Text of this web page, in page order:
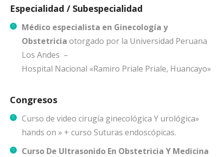
Especialidad / Subespecialidad
Médico especialista en Ginecología y
Obstetricia otorgado por la Universidad Peruana
Los Andes –
Hospital Nacional «Ramiro Priale Priale, Huancayo»
Congresos
Curso de video cirugía ginecológica Y urológica»
hands on » + curso Suturas endoscópicas.
Curso De Ultrasonido En Obstetricia Y Medicina